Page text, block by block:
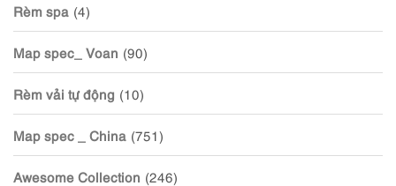
Rèm spa (4)
Map spec_ Voan (90)
Rèm vải tự động (10)
Map spec _ China (751)
Awesome Collection (246)